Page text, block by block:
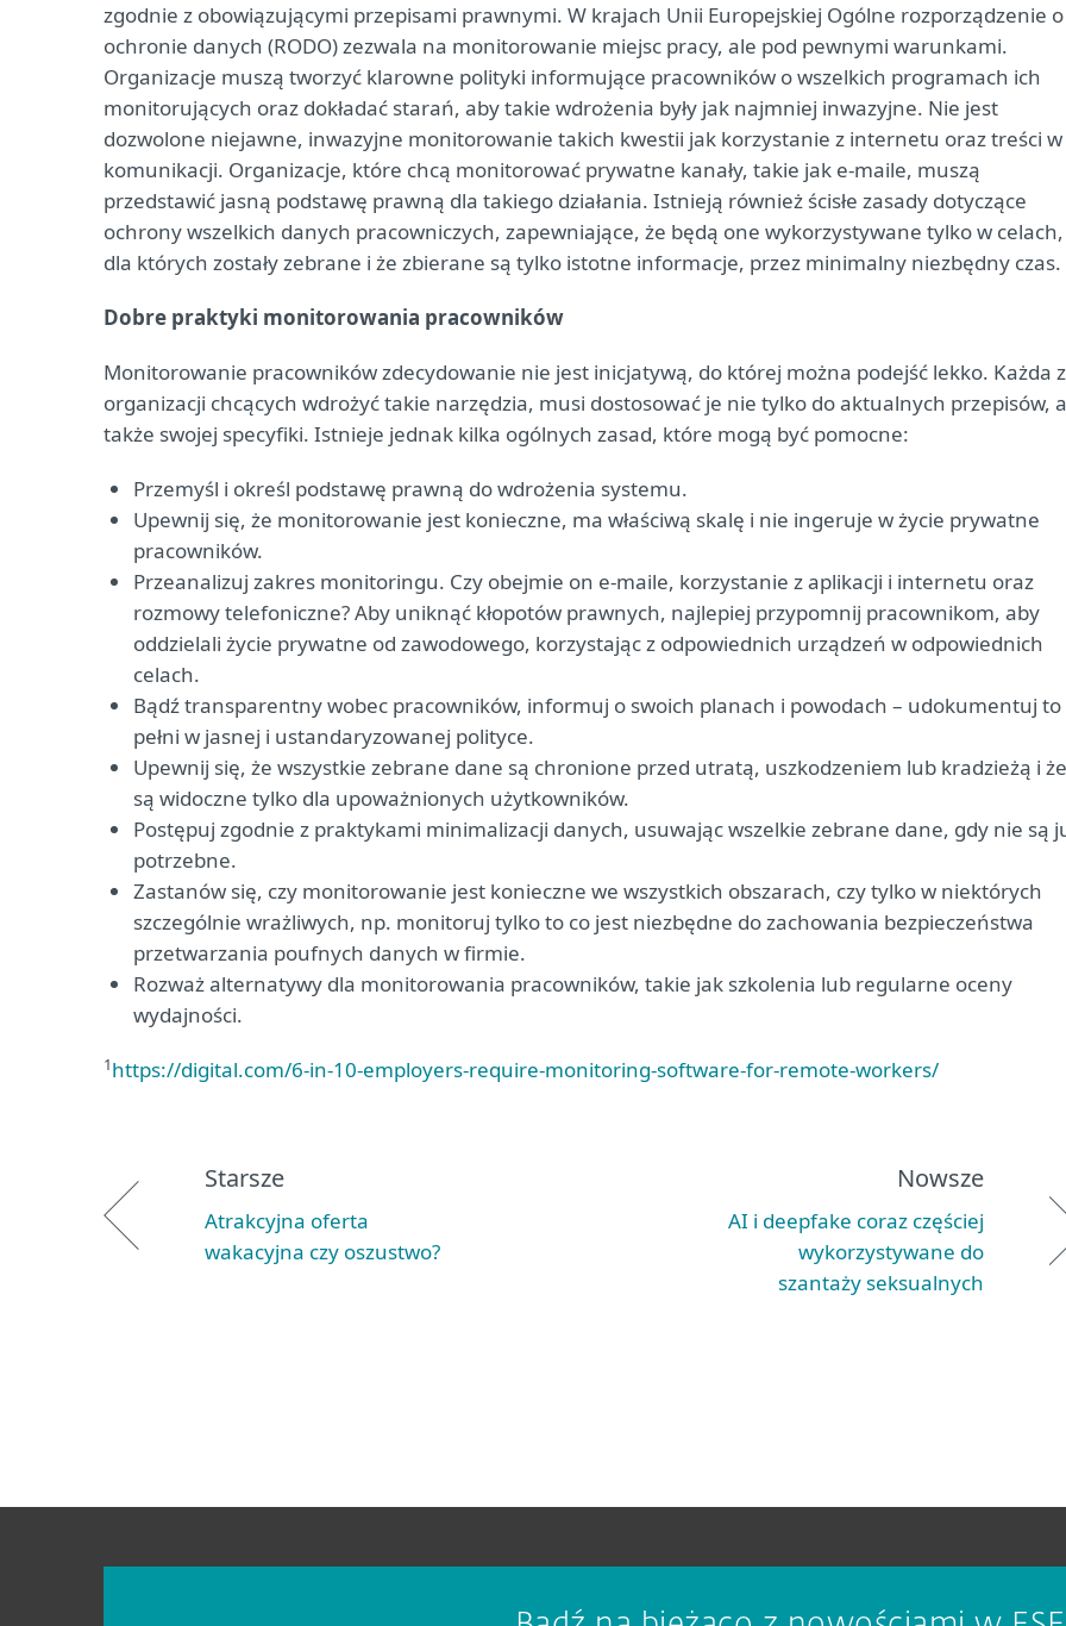
zgodnie z obowiązującymi przepisami prawnymi. W krajach Unii Europejskiej Ogólne rozporządzenie o
ochronie danych (RODO) zezwala na monitorowanie miejsc pracy, ale pod pewnymi warunkami.
Organizacje muszą tworzyć klarowne polityki informujące pracowników o wszelkich programach ich
monitorujących oraz dokładać starań, aby takie wdrożenia były jak najmniej inwazyjne. Nie jest
dozwolone niejawne, inwazyjne monitorowanie takich kwestii jak korzystanie z internetu oraz treści w
komunikacji. Organizacje, które chcą monitorować prywatne kanały, takie jak e-maile, muszą
przedstawić jasną podstawę prawną dla takiego działania. Istnieją również ścisłe zasady dotyczące
ochrony wszelkich danych pracowniczych, zapewniające, że będą one wykorzystywane tylko w celach,
dla których zostały zebrane i że zbierane są tylko istotne informacje, przez minimalny niezbędny czas.
Dobre praktyki monitorowania pracowników
Monitorowanie pracowników zdecydowanie nie jest inicjatywą, do której można podejść lekko. Każda z
organizacji chcących wdrożyć takie narzędzia, musi dostosować je nie tylko do aktualnych przepisów,
także swojej specyfiki. Istnieje jednak kilka ogólnych zasad, które mogą być pomocne:
Przemyśl i określ podstawę prawną do wdrożenia systemu.
Upewnij się, że monitorowanie jest konieczne, ma właściwą skalę i nie ingeruje w życie prywatne
pracowników.
Przeanalizuj zakres monitoringu. Czy obejmie on e-maile, korzystanie z aplikacji i internetu oraz
rozmowy telefoniczne? Aby uniknąć kłopotów prawnych, najlepiej przypomnij pracownikom, aby
oddzielali życie prywatne od zawodowego, korzystając z odpowiednich urządzeń w odpowiednich
celach.
Bądź transparentny wobec pracowników, informuj o swoich planach i powodach – udokumentuj to
pełni w jasnej i ustandaryzowanej polityce.
Upewnij się, że wszystkie zebrane dane są chronione przed utratą, uszkodzeniem lub kradzieżą i że
są widoczne tylko dla upoważnionych użytkowników.
Postępuj zgodnie z praktykami minimalizacji danych, usuwając wszelkie zebrane dane, gdy nie są
potrzebne.
Zastanów się, czy monitorowanie jest konieczne we wszystkich obszarach, czy tylko w niektórych
szczególnie wrażliwych, np. monitoruj tylko to co jest niezbędne do zachowania bezpieczeństwa
przetwarzania poufnych danych w firmie.
Rozważ alternatywy dla monitorowania pracowników, takie jak szkolenia lub regularne oceny
wydajności.
1https://digital.com/6-in-10-employers-require-monitoring-software-for-remote-workers/
Starsze
Atrakcyjna oferta
wakacyjna czy oszustwo?
Nowsze
AI i deepfake coraz częściej
wykorzystywane do
szantaży seksualnych